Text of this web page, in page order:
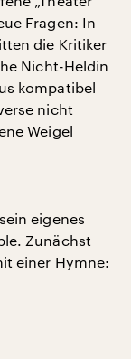
Fragen: In
die Kritiker
Nicht-Heldin
kompatibel
nicht
Weigel
eigenes
Zunächst
einer Hymne: